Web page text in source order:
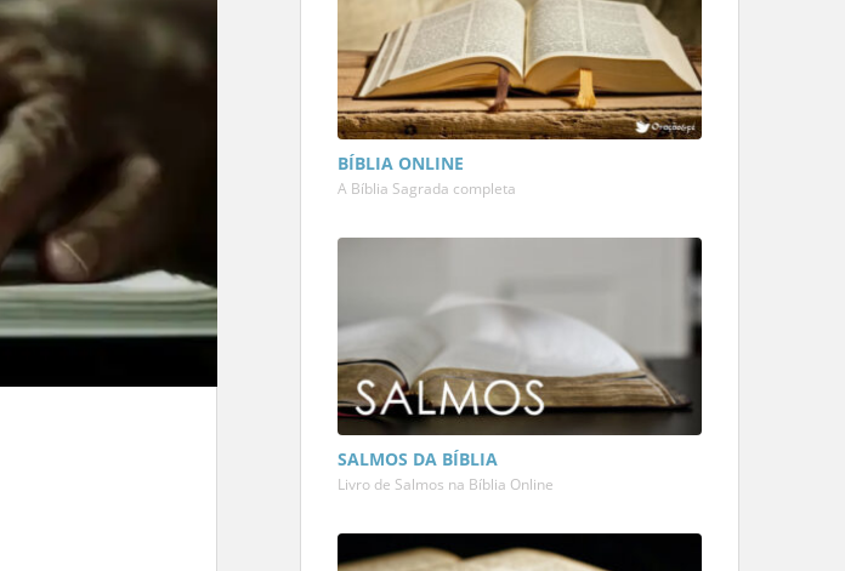
BÍBLIA ONLINE
A Bíblia Sagrada completa
SALMOS DA BÍBLIA
Livro de Salmos na Bíblia Online